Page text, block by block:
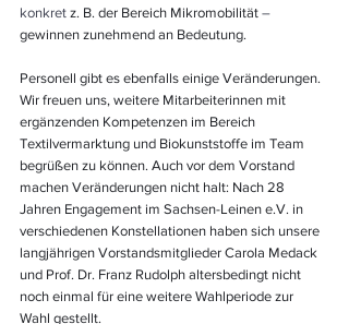
konkret z. B. der Bereich Mikromobilität –
gewinnen zunehmend an Bedeutung.
Personell gibt es ebenfalls einige Veränderungen.
Wir freuen uns, weitere Mitarbeiterinnen mit
ergänzenden Kompetenzen im Bereich
Textilvermarktung und Biokunststoffe im Team
begrüßen zu können. Auch vor dem Vorstand
machen Veränderungen nicht halt: Nach 28
Jahren Engagement im Sachsen-Leinen e.V. in
verschiedenen Konstellationen haben sich unsere
langjährigen Vorstandsmitglieder Carola Medack
und Prof. Dr. Franz Rudolph altersbedingt nicht
noch einmal für eine weitere Wahlperiode zur
Wahl gestellt.